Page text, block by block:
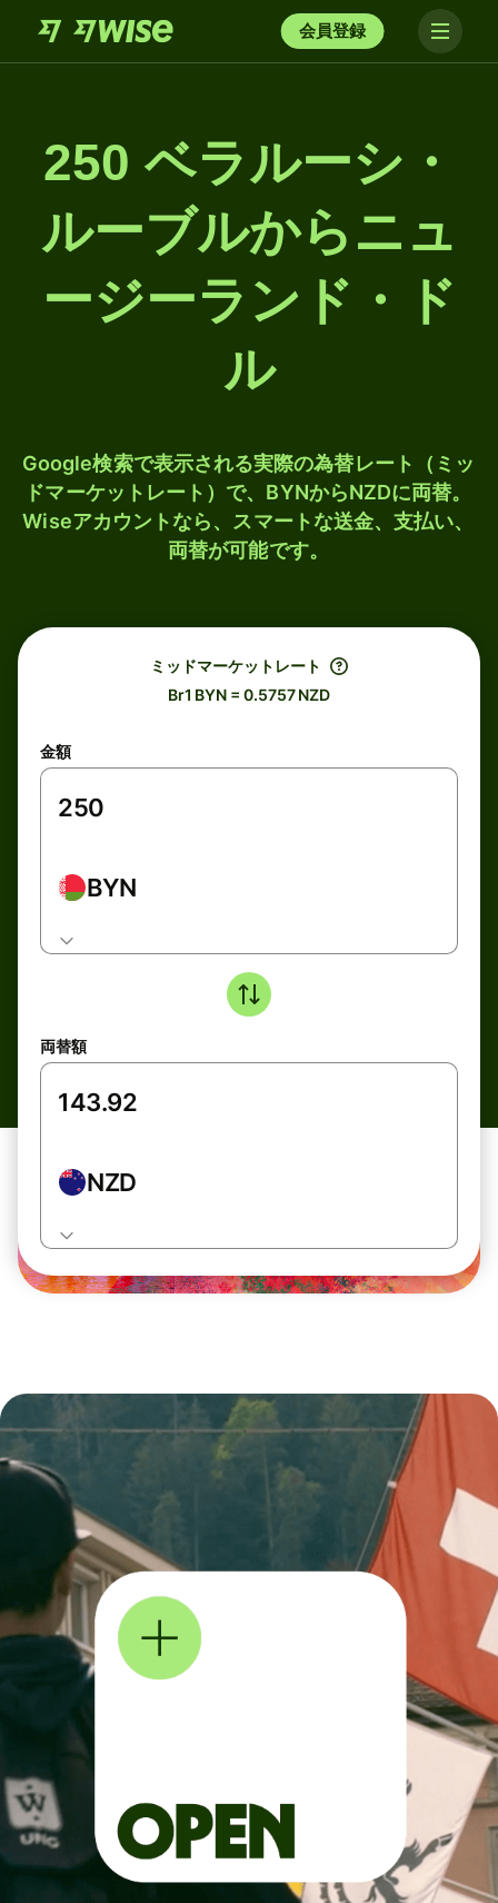
会員登録
250 ベラルーシ・
ルーブルからニュ
ージーランド・ド
ル
Google検索で表示される実際の為替レート（ミッ
ドマーケットレート）で、BYNからNZDに両替。
Wiseアカウントなら、スマートな送金、支払い、
両替が可能です。
ミッドマーケットレート
Br1 BYN = 0.5757 NZD
金額
BYN
両替額
NZD